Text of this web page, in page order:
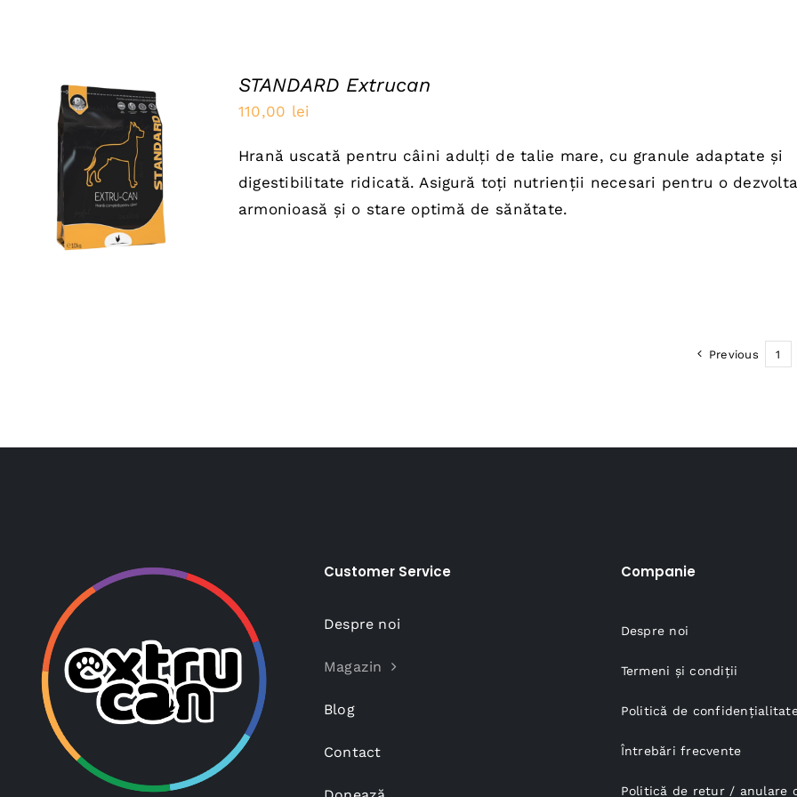
ADAUGĂ ÎN COȘ
/
QUICK VIEW
STANDARD Extrucan
110,00 lei
Hrană uscată pentru câini adulți de talie mare, cu granule adaptate și
digestibilitate ridicată. Asigură toți nutrienții necesari pentru o
armonioasă și o stare optimă de sănătate.
Previous 1
Customer Service
Despre noi
Magazin
Blog
Contact
Companie
Despre noi
Termeni și condiții
Politică de
Întrebări frecvente
Politică de retur / anulare